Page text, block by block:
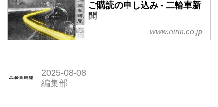
ご購読の申し込み - 二輪車新
聞
www.nirin.co.jp
2025-08-08
編集部